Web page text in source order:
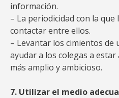
información.
– La periodicidad con la
contactar entre ellos.
– Levantar los cimientos de
ayudar a los colegas a
más amplio y ambicioso.
7. Utilizar el medio